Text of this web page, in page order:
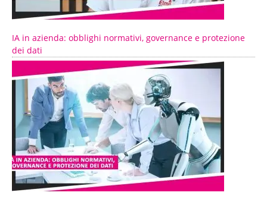
IA in azienda: obblighi normativi, governance e protezione
dei dati